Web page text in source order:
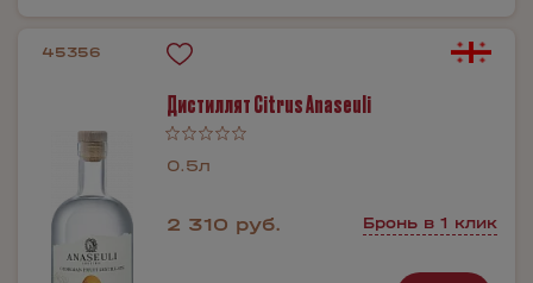
45356
Дистиллят Citrus Anaseuli
0.5л
2 310 руб. Бронь в 1 клик